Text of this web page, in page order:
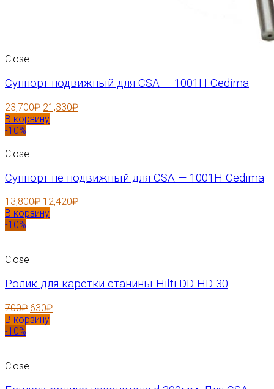
Close
Суппорт подвижный для CSA — 1001H Cedima
23,700₽ 21,330₽
В корзину
-10%
Close
Суппорт не подвижный для CSA — 1001H Cedima
13,800₽ 12,420₽
В корзину
-10%
Close
Ролик для каретки станины Hilti DD-HD 30
700₽ 630₽
В корзину
-10%
Close